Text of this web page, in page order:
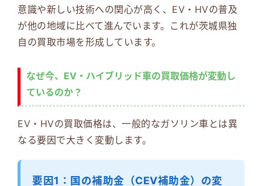
意識や新しい技術への関心が高く、EV・HVの普及
が他の地域に比べて進んでいます。これが茨城県独
自の買取市場を形成しています。
なぜ今、EV・ハイブリッド車の買取価格が変動し
ているのか？
EV・HVの買取価格は、一般的なガソリン車とは異
なる要因で大きく変動します。
要因1：国の補助金（CEV補助金）の変